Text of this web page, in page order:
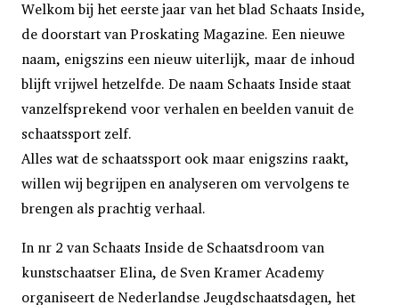
Welkom bij het eerste jaar van het blad Schaats Inside,
de doorstart van Proskating Magazine. Een nieuwe
naam, enigszins een nieuw uiterlijk, maar de inhoud
blijft vrijwel hetzelfde. De naam Schaats Inside staat
vanzelfsprekend voor verhalen en beelden vanuit de
schaatssport zelf.
Alles wat de schaatssport ook maar enigszins raakt,
willen wij begrijpen en analyseren om vervolgens te
brengen als prachtig verhaal.
In nr 2 van Schaats Inside de Schaatsdroom van
kunstschaatser Elina, de Sven Kramer Academy
organiseert de Nederlandse Jeugdschaatsdagen, het